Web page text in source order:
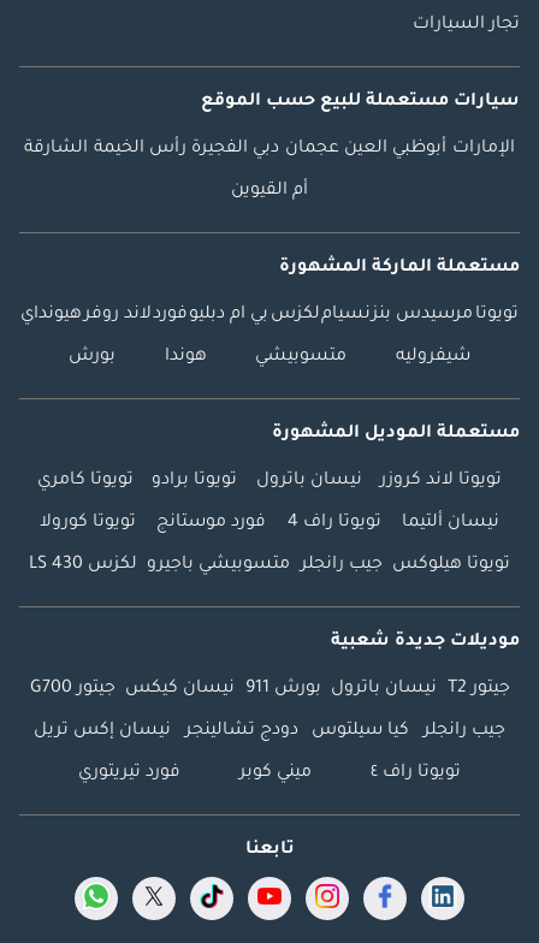
تجار السيارات
سيارات مستعملة للبيع حسب الموقع
الإمارات أبوظبي العين عجمان دبي الفجيرة رأس الخيمة الشارقة
أم القيوين
مستعملة الماركة المشهورة
تويوتا مرسيدس بنزنسياملكزس بي ام دبليوفوردلاند روفرهيونداي
شيفروليه متسوبيشي هوندا بورش
مستعملة الموديل المشهورة
تويوتا لاند كروزر نيسان باترول تويوتا برادو تويوتا كامري
نيسان ألتيما تويوتا راف 4 فورد موستانج تويوتا كورولا
تويوتا هيلوكس جيب رانجلر متسوبيشي باجيرو لكزس LS 430
موديلات جديدة شعبية
جيتور T2 نيسان باترول بورش 911 نيسان كيكس جيتور G700
جيب رانجلر كيا سيلتوس دودج تشالينجر نيسان إكس تريل
تويوتا راف ٤ ميني كوبر فورد تيريتوري
تابعنا